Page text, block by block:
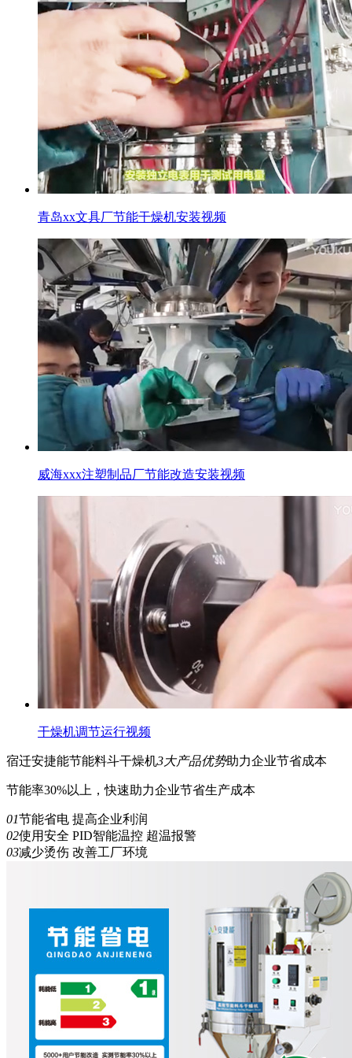
青岛xx文具厂节能干燥机安装视频
威海xxx注塑制品厂节能改造安装视频
干燥机调节运行视频
宿迁安捷能节能料斗干燥机3大产品优势助力企业节省成本
节能率30%以上，快速助力企业节省生产成本
01节能省电 提高企业利润
02使用安全 PID智能温控 超温报警
03减少烫伤 改善工厂环境